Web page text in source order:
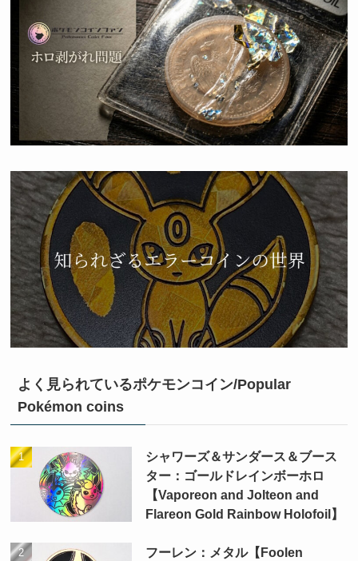
よく見られているポケモンコイン/Popular
Pokémon coins
シャワーズ＆サンダース＆ブース
ター：ゴールドレインボーホロ
【Vaporeon and Jolteon and
Flareon Gold Rainbow Holofoil】
フーレン：メタル【Foolen